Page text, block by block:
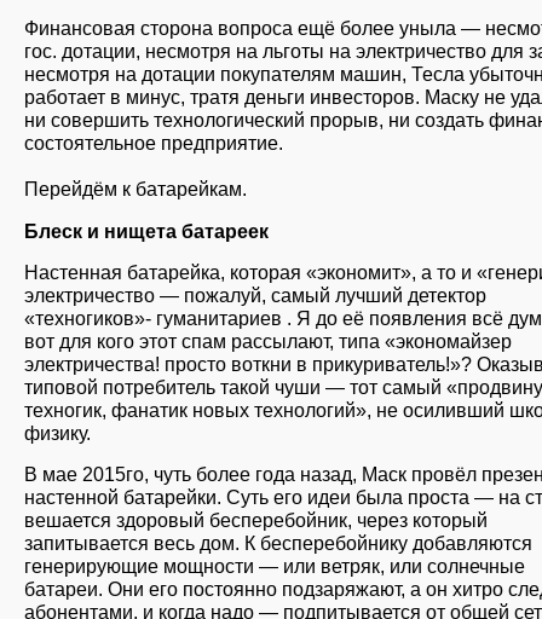
Финансовая сторона вопроса ещё более уныла —
гос. дотации, несмотря на льготы на электричество для
несмотря на дотации покупателям машин, Тесла
работает в минус, тратя деньги инвесторов. Маску не
ни совершить технологический прорыв, ни создать
состоятельное предприятие.
Перейдём к батарейкам.
Блеск и нищета батареек
Настенная батарейка, которая «экономит», а то и
электричество — пожалуй, самый лучший детектор
«техногиков»- гуманитариев . Я до её появления всё
вот для кого этот спам рассылают, типа «экономайзер
электричества! просто воткни в прикуриватель!»?
типовой потребитель такой чуши — тот самый
техногик, фанатик новых технологий», не осиливший
физику.
В мае 2015го, чуть более года назад, Маск провёл
настенной батарейки. Суть его идеи была проста — на
вешается здоровый бесперебойник, через который
запитывается весь дом. К бесперебойнику добавляются
генерирующие мощности — или ветряк, или солнечные
батареи. Они его постоянно подзаряжают, а он хитро
абонентами, и когда надо — подпитывается от общей